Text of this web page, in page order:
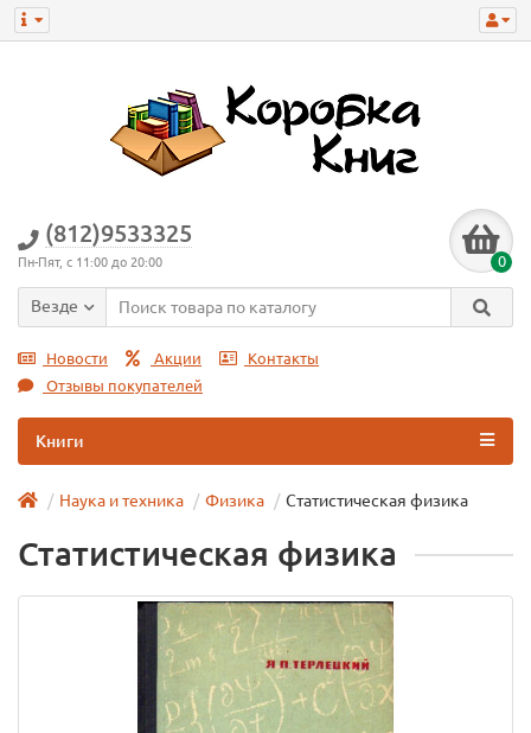
(812)9533325
Пн-Пят, с 11:00 до 20:00 0
Везде
Новости Акции
Контакты
Отзывы покупателей
Книги
Наука и техника Физика Статистическая физика
Статистическая физика